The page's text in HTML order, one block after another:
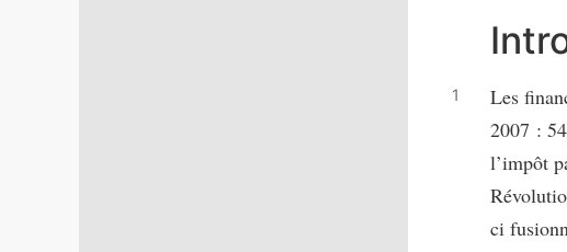
Les
2007 :
l’impôt
ci